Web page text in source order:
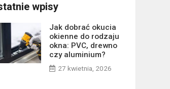
wpisy
Jak dobrać okucia
okienne do rodzaju
okna: PVC, drewno
czy aluminium?
27 kwietnia, 2026